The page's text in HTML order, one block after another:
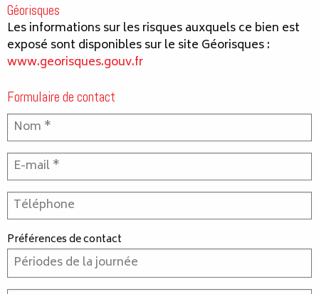
Géorisques
Les informations sur les risques auxquels ce bien est
exposé sont disponibles sur le site Géorisques :
www.georisques.gouv.fr
Formulaire de contact
Préférences de contact